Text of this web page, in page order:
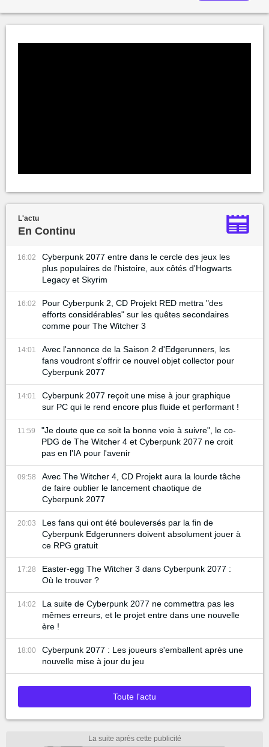
L'actu
En Continu
16:02
Cyberpunk 2077 entre dans le cercle des jeux les
plus populaires de l'histoire, aux côtés d'Hogwarts
Legacy et Skyrim
16:02
Pour Cyberpunk 2, CD Projekt RED mettra "des
efforts considérables" sur les quêtes secondaires
comme pour The Witcher 3
14:01
Avec l'annonce de la Saison 2 d'Edgerunners, les
fans voudront s'offrir ce nouvel objet collector pour
Cyberpunk 2077
14:01
Cyberpunk 2077 reçoit une mise à jour graphique
sur PC qui le rend encore plus fluide et performant !
11:59
"Je doute que ce soit la bonne voie à suivre", le co-
PDG de The Witcher 4 et Cyberpunk 2077 ne croit
pas en l'IA pour l'avenir
09:58
Avec The Witcher 4, CD Projekt aura la lourde tâche
de faire oublier le lancement chaotique de
Cyberpunk 2077
20:03
Les fans qui ont été bouleversés par la fin de
Cyberpunk Edgerunners doivent absolument jouer à
ce RPG gratuit
17:28
Easter-egg The Witcher 3 dans Cyberpunk 2077 :
Où le trouver ?
14:02
La suite de Cyberpunk 2077 ne commettra pas les
mêmes erreurs, et le projet entre dans une nouvelle
ère !
18:00
Cyberpunk 2077 : Les joueurs s'emballent après une
nouvelle mise à jour du jeu
Toute l'actu